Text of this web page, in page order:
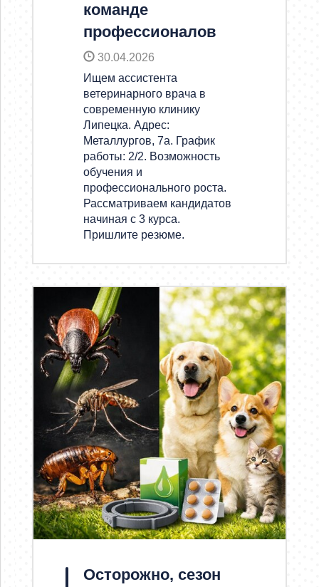
команде
профессионалов
30.04.2026
Ищем ассистента
ветеринарного врача в
современную клинику
Липецка. Адрес:
Металлургов, 7а. График
работы: 2/2. Возможность
обучения и
профессионального роста.
Рассматриваем кандидатов
начиная с 3 курса.
Пришлите резюме.
Осторожно, сезон